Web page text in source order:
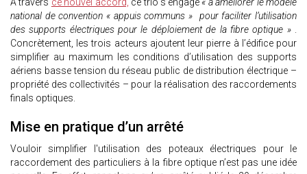
À travers ce nouvel accord, ce trio s’engage « à améliorer le modèle
national de convention « appuis communs » pour faciliter l’utilisation
des supports électriques pour le déploiement de la fibre optique » .
Concrètement, les trois acteurs ajoutent leur pierre à l’édifice pour
simplifier au maximum les conditions d’utilisation des supports
aériens basse tension du réseau public de distribution électrique –
propriété des collectivités – pour la réalisation des raccordements
finals optiques.
Mise en pratique d’un arrêté
Vouloir simplifier l'utilisation des poteaux électriques pour le
raccordement des particuliers à la fibre optique n’est pas une idée